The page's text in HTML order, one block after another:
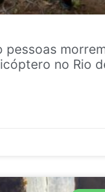
pessoas
no Rio